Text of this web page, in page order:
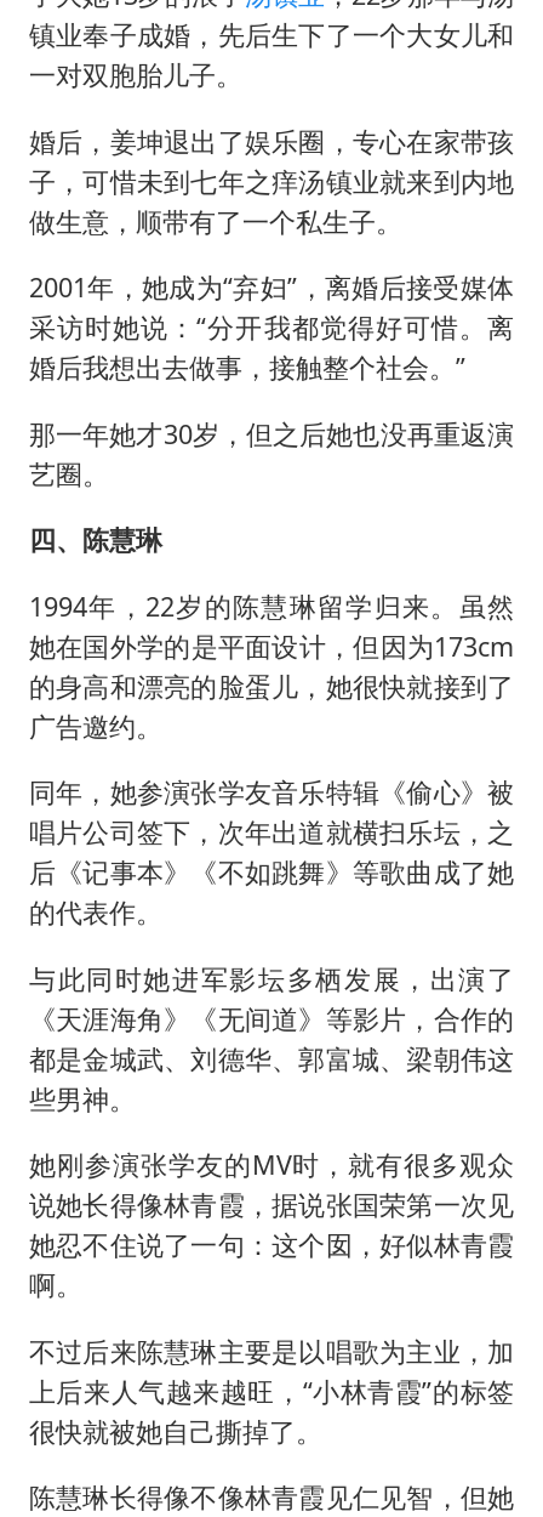
镇业奉子成婚，先后生下了一个大女儿和
一对双胞胎儿子。
婚后，姜坤退出了娱乐圈，专心在家带孩
子，可惜未到七年之痒汤镇业就来到内地
做生意，顺带有了一个私生子。
2001年，她成为“弃妇”，离婚后接受媒体
采访时她说：“分开我都觉得好可惜。离
婚后我想出去做事，接触整个社会。”
那一年她才30岁，但之后她也没再重返演
艺圈。
四、陈慧琳
1994年，22岁的陈慧琳留学归来。虽然
她在国外学的是平面设计，但因为173cm
的身高和漂亮的脸蛋儿，她很快就接到了
广告邀约。
同年，她参演张学友音乐特辑《偷心》被
唱片公司签下，次年出道就横扫乐坛，之
后《记事本》《不如跳舞》等歌曲成了她
的代表作。
与此同时她进军影坛多栖发展，出演了
《天涯海角》《无间道》等影片，合作的
都是金城武、刘德华、郭富城、梁朝伟这
些男神。
她刚参演张学友的MV时，就有很多观众
说她长得像林青霞，据说张国荣第一次见
她忍不住说了一句：这个囡，好似林青霞
啊。
不过后来陈慧琳主要是以唱歌为主业，加
上后来人气越来越旺，“小林青霞”的标签
很快就被她自己撕掉了。
陈慧琳长得像不像林青霞见仁见智，但她